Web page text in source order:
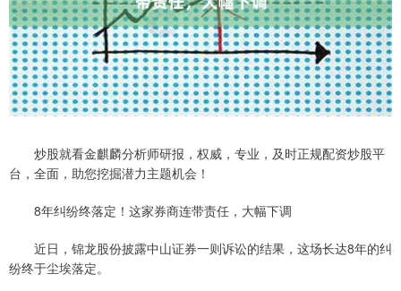
炒股就看金麒麟分析师研报，权威，专业，及时正规配资炒股平
台，全面，助您挖掘潜力主题机会！
8年纠纷终落定！这家券商连带责任，大幅下调
近日，锦龙股份披露中山证券一则诉讼的结果，这场长达8年的纠
纷终于尘埃落定。